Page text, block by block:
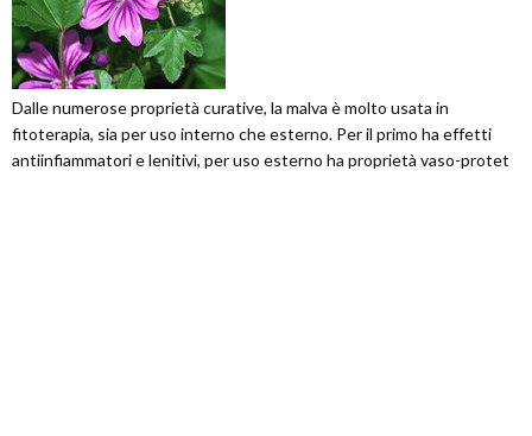
Dalle numerose proprietà curative, la malva è molto usata in
fitoterapia, sia per uso interno che esterno. Per il primo ha effetti
antiinfiammatori e lenitivi, per uso esterno ha proprietà vaso-protet